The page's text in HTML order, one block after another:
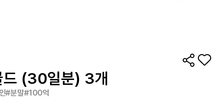
드 (30일분) 3개
#분말#100억